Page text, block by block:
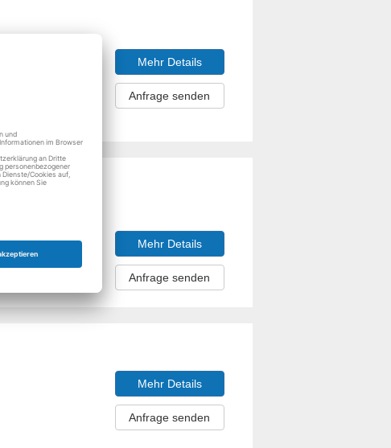
Mehr Details
Anfrage senden
Mehr Details
Anfrage senden
Mehr Details
Anfrage senden